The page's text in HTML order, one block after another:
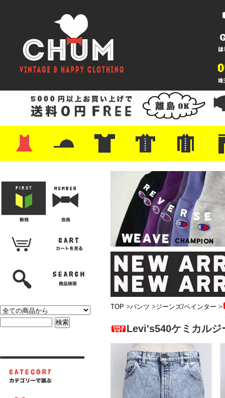
・レザーシューズ/スニーカー
・プリントTシャツ
・バンド/ツアー
・キャラクター
・Nike/adidas/スポーツ
・チャンピオン
・サーフ/スケート
・ボーダー/総柄/無地
・フットボール/リンガー
・タンクトップ/NBA・ポロシャツ
・半袖シャツ
・アロハ/サーフ/ボーリング
・ラルフ/ブランド
・無地/チェック/ストラ
・ワーク/ミリタリー/ウ
・ネル/ウール ・ショ
・アウ
・ジー
・
・ミリ
・コー
・コッ
・オー
・ジャ
ン
TOP >パンツ >ジーンズ/ペインター >
Levi's540ケミカルジ